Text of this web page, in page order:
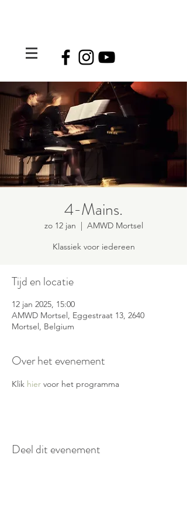
4-Mains.
zo 12 jan
  |
AMWD Mortsel
Klassiek voor iedereen
Tijd en locatie
12 jan 2025, 15:00
AMWD Mortsel, Eggestraat 13, 2640
Mortsel, Belgium
Over het evenement
Klik hier voor het programma
Deel dit evenement